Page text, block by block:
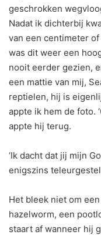
geschrokken
Nadat ik dichterbij
van een centimeter
was dit weer een
nooit eerder gezien,
een mattie van mij,
reptielen, hij is
appte ik hem de foto.
appte hij terug.
‘Ik dacht dat jij mijn
enigszins
Het bleek niet om
hazelworm, een
staart af wanneer hij